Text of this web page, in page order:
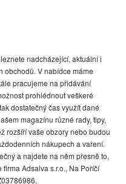
nadcházející, aktuální i
obchodů. V nabídce máme
pracujeme na přidávání
prohlédnout veškeré
dostatečný čas využít dané
magazínu různé rady, tipy,
rozšíří vaše obzory nebo budou
nákupech a vaření.
a najdete na něm přesně to,
Adsalva s.r.o., Na Poříčí